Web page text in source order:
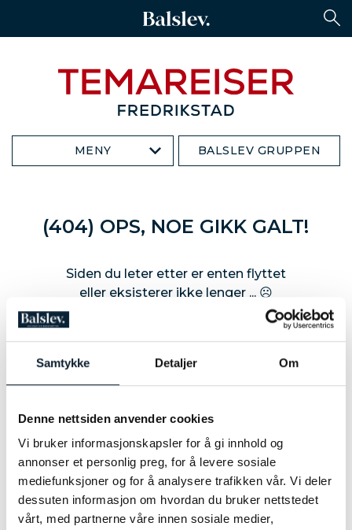
Samtykke Detaljer Om
Denne nettsiden anvender cookies
Vi bruker informasjonskapsler for å gi innhold og
annonser et personlig preg, for å levere sosiale
mediefunksjoner og for å analysere trafikken vår. Vi deler
dessuten informasjon om hvordan du bruker nettstedet
vårt, med partnerne våre innen sosiale medier,
MENY BALSLEV GRUPPEN
(404) OPS, NOE GIKK GALT!
Siden du leter etter er enten flyttet
eller eksisterer ikke lenger ... ☹
« Tilbake til forsiden